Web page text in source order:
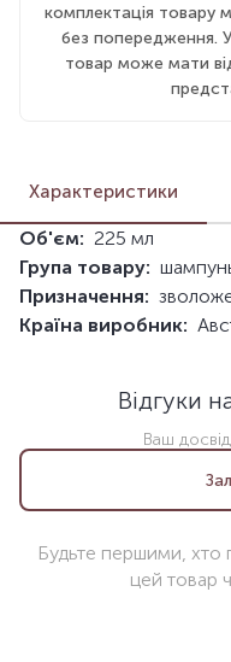
комплектація товару
без попередження.
товар може мати
Характеристики
Об'єм: 225 мл
Група товару:
Призначення:
Країна виробник:
Відгуки
Ваш
Будьте першими, хто
цей товар